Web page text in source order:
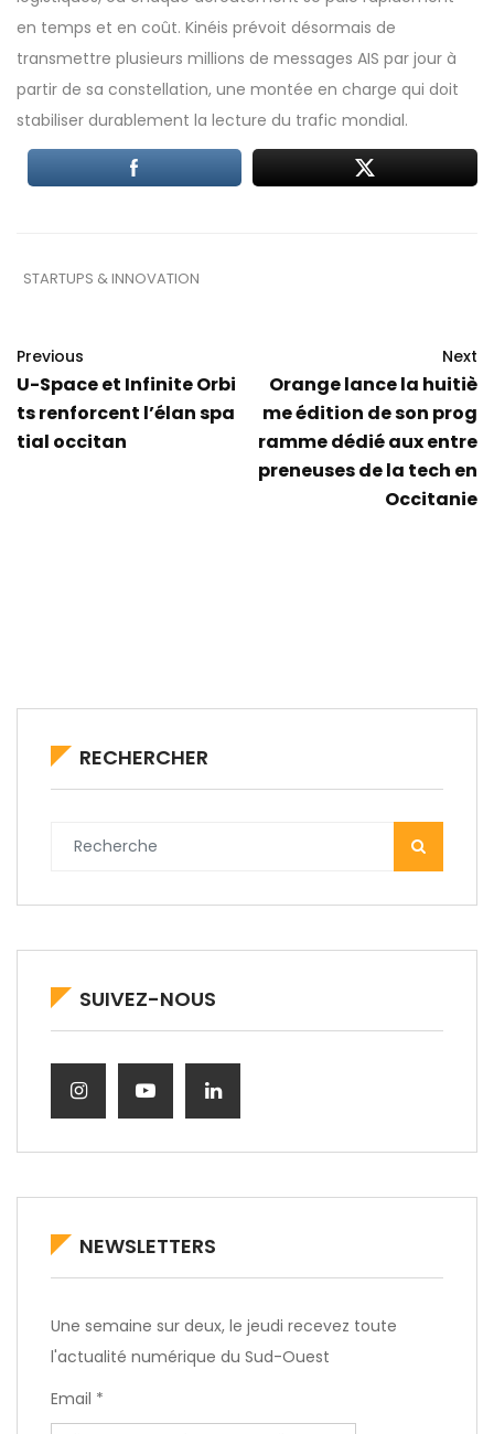
en temps et en coût. Kinéis prévoit désormais de
transmettre plusieurs millions de messages AIS par jour à
partir de sa constellation, une montée en charge qui doit
stabiliser durablement la lecture du trafic mondial.
STARTUPS & INNOVATION
Previous
U-Space et Infinite Orbi
ts renforcent l’élan spa
tial occitan
Next
Orange lance la huitiè
me édition de son prog
ramme dédié aux entre
preneuses de la tech en
Occitanie
RECHERCHER
SUIVEZ-NOUS
NEWSLETTERS
Une semaine sur deux, le jeudi recevez toute
l'actualité numérique du Sud-Ouest
Email *